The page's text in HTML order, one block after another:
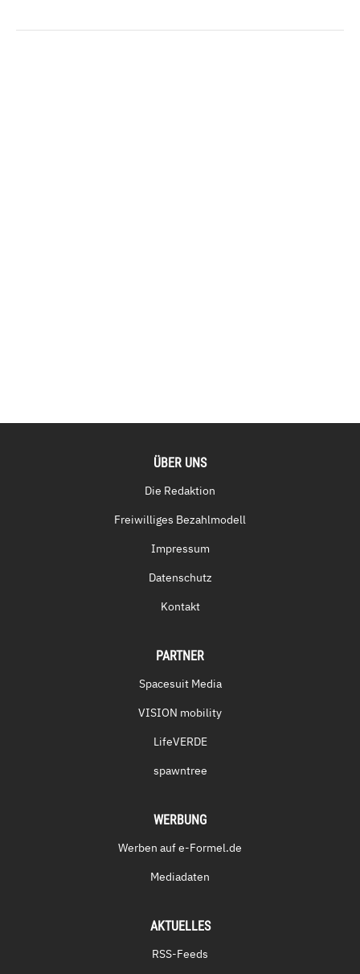
ÜBER UNS
Die Redaktion
Freiwilliges Bezahlmodell
Impressum
Datenschutz
Kontakt
PARTNER
Spacesuit Media
VISION mobility
LifeVERDE
spawntree
WERBUNG
Werben auf e-Formel.de
Mediadaten
AKTUELLES
RSS-Feeds